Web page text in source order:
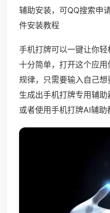
辅助安装，可QQ搜索申
件安装教程
手机打牌可以一键让你轻
十分简单，打开这个应
规律，只需要输入自己
生成出手机打牌专用辅
或者使用手机打牌AI辅助